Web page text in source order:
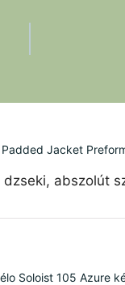
Padded Jacket
abszolút
Soloist 105 Azure